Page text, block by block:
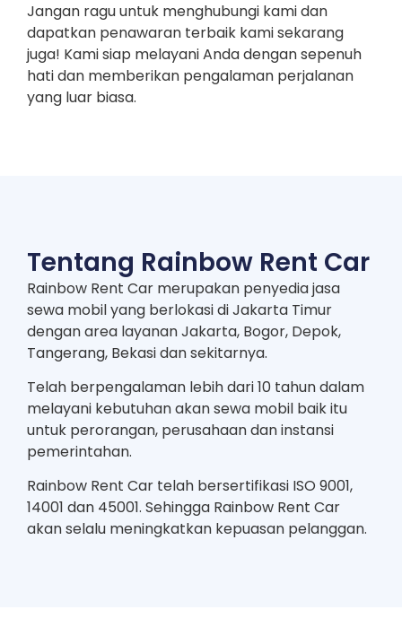
Jangan ragu untuk menghubungi kami dan
dapatkan penawaran terbaik kami sekarang
juga! Kami siap melayani Anda dengan sepenuh
hati dan memberikan pengalaman perjalanan
yang luar biasa.
Tentang Rainbow Rent Car
Rainbow Rent Car merupakan penyedia jasa
sewa mobil yang berlokasi di Jakarta Timur
dengan area layanan Jakarta, Bogor, Depok,
Tangerang, Bekasi dan sekitarnya.
Telah berpengalaman lebih dari 10 tahun dalam
melayani kebutuhan akan sewa mobil baik itu
untuk perorangan, perusahaan dan instansi
pemerintahan.
Rainbow Rent Car telah bersertifikasi ISO 9001,
14001 dan 45001. Sehingga Rainbow Rent Car
akan selalu meningkatkan kepuasan pelanggan.